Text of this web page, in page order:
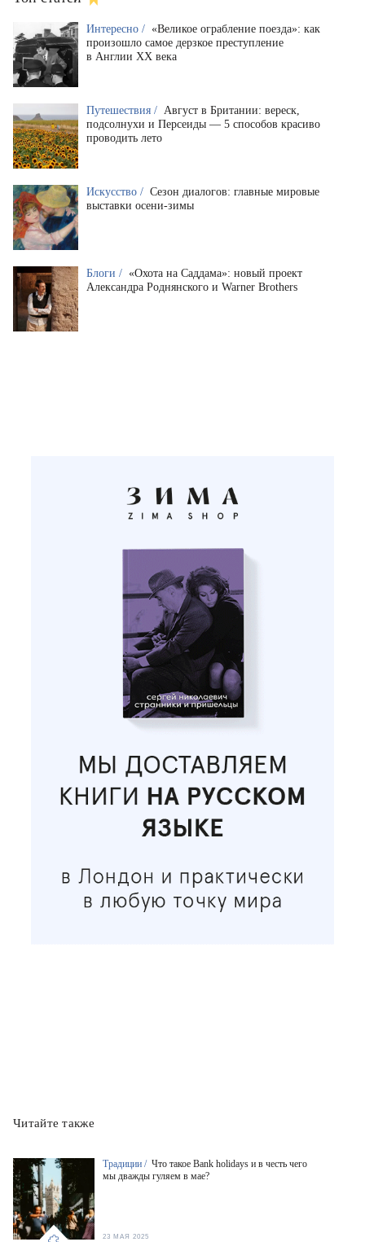
Интересно / «Великое ограбление поезда»: как
произошло самое дерзкое преступление
в Англии XX века
Путешествия / Август в Британии: вереск,
подсолнухи и Персеиды — 5 способов красиво
проводить лето
Искусство / Сезон диалогов: главные мировые
выставки осени-зимы
Блоги / «Охота на Саддама»: новый проект
Александра Роднянского и Warner Brothers
Читайте также
Традиции / Что такое Bank holidays и в честь чего
мы дважды гуляем в мае?
23 МАЯ 2025